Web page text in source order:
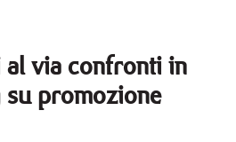
al via confronti in
promozione